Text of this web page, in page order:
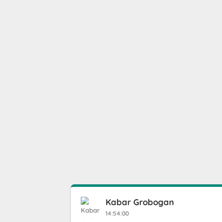
Kabar Grobogan
14:54:00